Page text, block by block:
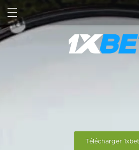
Télécharger 1xbet